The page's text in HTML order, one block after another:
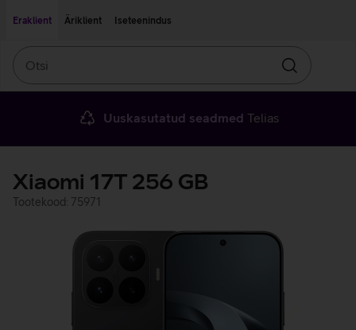
Eraklient
Äriklient Iseteenindus
Otsin
Uuskasutatud seadmed Telias
Xiaomi 17T 256 GB
Tootekood: 75971